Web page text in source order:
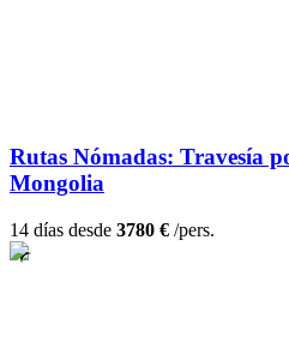
Rutas Nómadas: Travesía
Mongolia
14 días desde 3780 € /pers.